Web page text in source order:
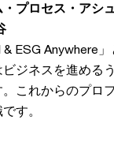
・プロセス・アシ
& ESG Anywhere
ジネスを進める
。これからのプロ
す。